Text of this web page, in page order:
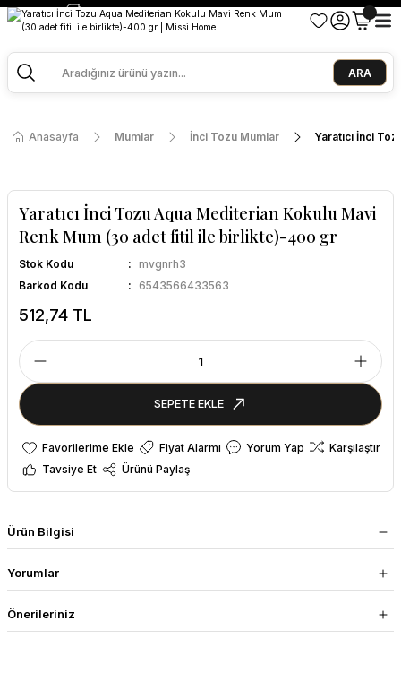
2500 TL ve Üzeri Alışverişlerde Kargo Bedava!
Ege Esintisi 2 Al 1 Öde
Missi Kokularda 3 Al 2 Öde
ARA
Anasayfa Mumlar İnci Tozu Mumlar Yaratıcı İnci
Yaratıcı İnci Tozu Aqua Mediterian Kokulu Mavi
Renk Mum (30 adet fitil ile birlikte)-400 gr
Stok Kodu
mvgnrh3
Barkod Kodu
6543566433563
512,74 TL
SEPETE EKLE
Fiyat Alarmı Yorum Yap
Karşılaştır
Tavsiye Et
Ürünü Paylaş
Ürün Bilgisi
Yorumlar
Önerileriniz